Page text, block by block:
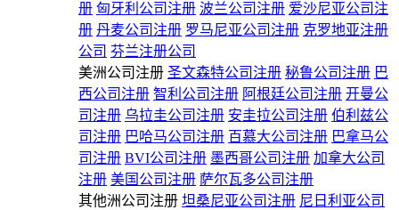
册 匈牙利公司注册 波兰公司注册 爱沙尼亚公司注
册 丹麦公司注册 罗马尼亚公司注册 克罗地亚注册
公司 芬兰注册公司
美洲公司注册 圣文森特公司注册 秘鲁公司注册 巴
西公司注册 智利公司注册 阿根廷公司注册 开曼公
司注册 乌拉圭公司注册 安圭拉公司注册 伯利兹公
司注册 巴哈马公司注册 百慕大公司注册 巴拿马公
司注册 BVI公司注册 墨西哥公司注册 加拿大公司
注册 美国公司注册 萨尔瓦多公司注册
其他洲公司注册 坦桑尼亚公司注册 尼日利亚公司